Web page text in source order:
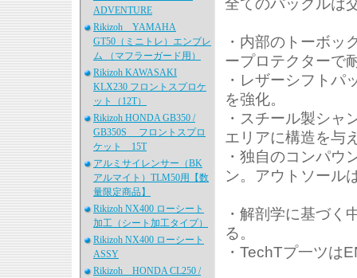
ADVENTURE
Rikizoh YAMAHA
GT50（ミニトレ）エンブレ
ム （マフラーガード用）
Rikizoh KAWASAKI
KLX230 フロントスプロケ
ット（12T）
Rikizoh HONDA GB350 /
GB350S フロントスプロ
ケット 15T
アルミサイレンサー（BK
アルマイト）TLM50用【数
量限定商品】
Rikizoh NX400 ローシート
加工（シート加工タイプ）
Rikizoh NX400 ローシート
ASSY
Rikizoh HONDA CL250 /
・内部のトーボッ
ープロテクターで
・レザーシフトパ
を強化。
・スチール製シャ
エリアに構造を与
・独自のコンパウ
ン。アウトソール
・解剖学に基づく
る。
・TechTプ一ツは